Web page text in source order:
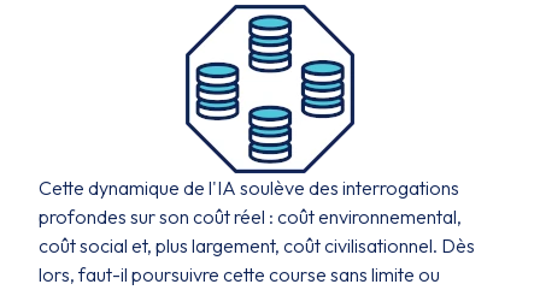
Cette dynamique de l'IA soulève des interrogations
profondes sur son coût réel : coût environnemental,
coût social et, plus largement, coût civilisationnel. Dès
lors, faut-il poursuivre cette course sans limite ou